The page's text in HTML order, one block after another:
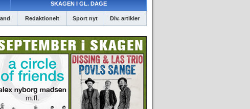
SKAGEN I GL. DAGE
Redaktionelt Sport nyt Div. artikler